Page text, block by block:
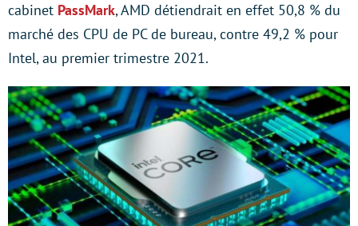
cabinet PassMark, AMD détiendrait en effet 50,8 % du
marché des CPU de PC de bureau, contre 49,2 % pour
Intel, au premier trimestre 2021.